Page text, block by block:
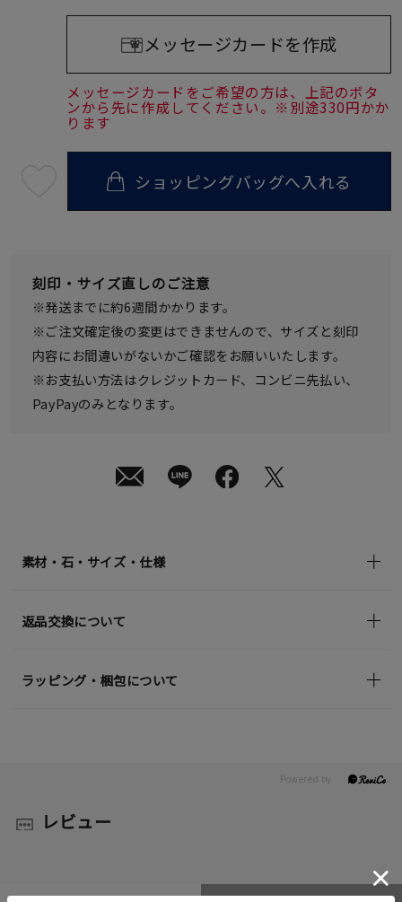
メッセージカードを作成
メッセージカードをご希望の方は、上記のボタ
ンから先に作成してください。※別途330円かか
ります
08
送
¥110,000 (tax
in)
ショッピングバッグへ入れる
刻印・サイズ直しのご注意
※発送までに約6週間かかります。
※ご注文確定後の変更はできませんので、サイズと刻印
内容にお間違いがないかご確認をお願いいたします。
※お支払い方法はクレジットカード、コンビニ先払い、
PayPayのみとなります。
素材・石・サイズ・仕様
返品交換について
ラッピング・梱包について
レビュー